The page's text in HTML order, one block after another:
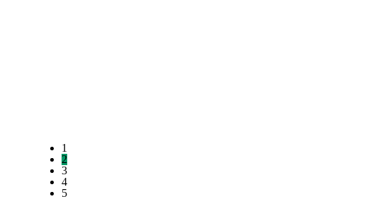
1
2
3
4
5